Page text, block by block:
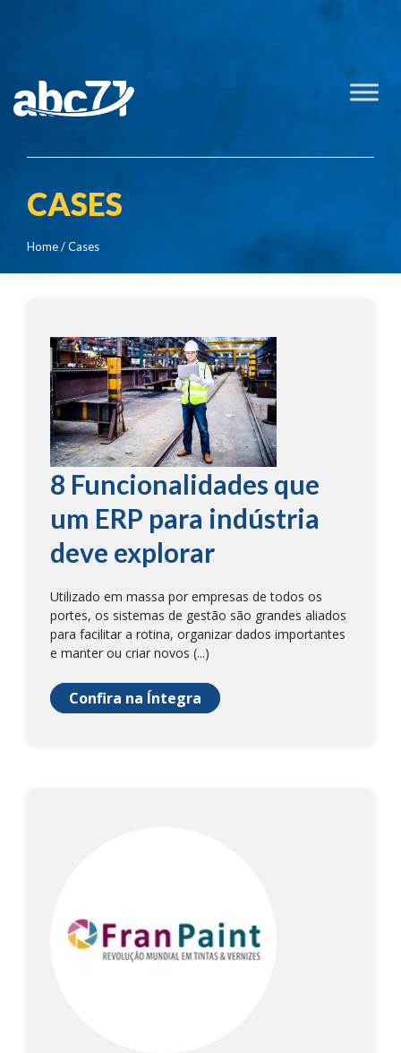
CASES
Home/ Cases
8 Funcionalidades que
um ERP para indústria
deve explorar
Utilizado em massa por empresas de todos os
portes, os sistemas de gestão são grandes aliados
para facilitar a rotina, organizar dados importantes
e manter ou criar novos (...)
Confira na Íntegra